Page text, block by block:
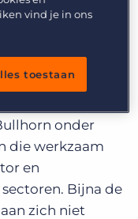
naar talent
een
(66%) van de
over de hele
onder
die werkzaam
en
Bijna de
zich niet
vind je in ons
toestaan